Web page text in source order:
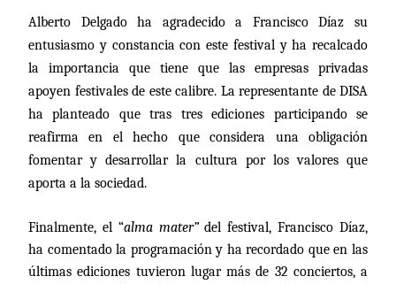
Alberto Delgado ha agradecido a Francisco Díaz su
entusiasmo y constancia con este festival y ha recalcado
la importancia que tiene que las empresas privadas
apoyen festivales de este calibre. La representante de DISA
ha planteado que tras tres ediciones participando se
reafirma en el hecho que considera una obligación
fomentar y desarrollar la cultura por los valores que
aporta a la sociedad.
Finalmente, el “alma mater”del festival, Francisco Díaz,
ha comentado la programación y ha recordado que en las
últimas ediciones tuvieron lugar más de 32 conciertos, a